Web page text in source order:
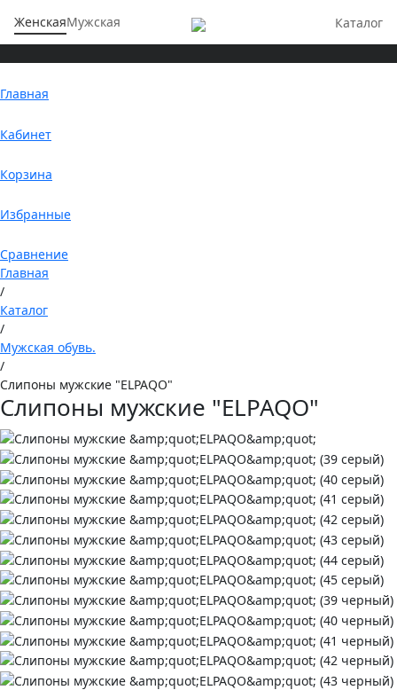
ЖенскаяМужская Каталог
Главная
Кабинет
Корзина
Избранные
Сравнение
Главная
/
Каталог
/
Мужская обувь.
/
Слипоны мужские "ELPAQO"
Слипоны мужские "ELPAQO"